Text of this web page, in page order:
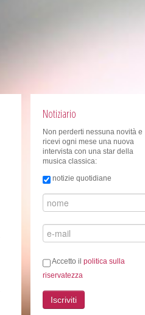
Notiziario
Non perderti nessuna novità e
ricevi ogni mese una nuova
intervista con una star della
musica classica:
notizie quotidiane
Accetto il politica sulla
riservatezza
Iscriviti